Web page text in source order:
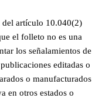
del artículo 10.040(2)
el folleto no es una
los señalamientos de
editadas o
o manufacturados
en otros estados o